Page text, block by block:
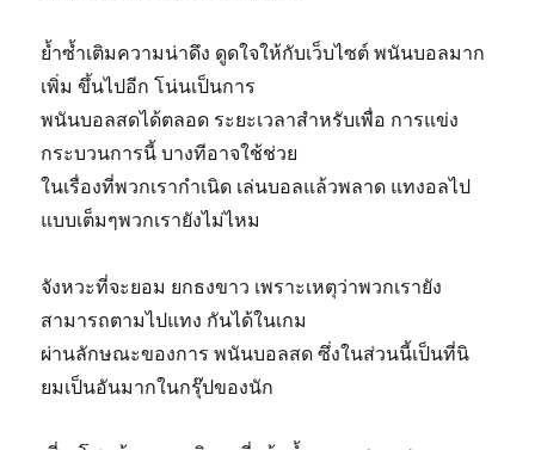
ย้ำซ้ำเติมความน่าดึง ดูดใจให้กับเว็บไซต์ พนันบอลมาก
เพิ่ม ขึ้นไปอีก โน่นเป็นการ
พนันบอลสดได้ตลอด ระยะเวลาสำหรับเพื่อ การแข่ง
กระบวนการนี้ บางทีอาจใช้ช่วย
ในเรื่องที่พวกเรากำเนิด เล่นบอลแล้วพลาด แทงอลไป
แบบเต็มๆพวกเรายังไม่ไหม
จังหวะที่จะยอม ยกธงขาว เพราะเหตุว่าพวกเรายัง
สามารถตามไปแทง กันได้ในเกม
ผ่านลักษณะของการ พนันบอลสด ซึ่งในส่วนนี้เป็นที่นิ
ยมเป็นอันมากในกรุ๊ปของนัก